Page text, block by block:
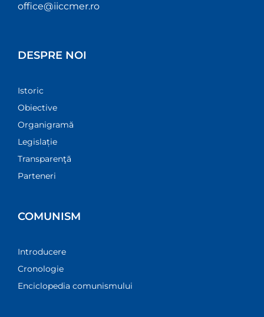
office@iiccmer.ro
DESPRE NOI
Istoric
Obiective
Organigramă
Legislație
Transparenţă
Parteneri
COMUNISM
Introducere
Cronologie
Enciclopedia comunismului